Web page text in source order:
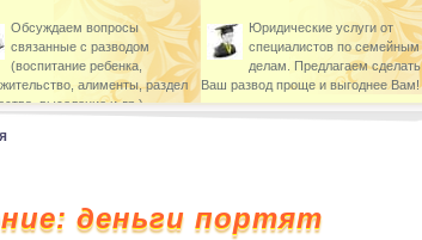
Обсуждаем вопросы
связанные с разводом
(воспитание ребенка,
алименты, раздел
выселение и др.)
Юридические услуги от
специалистов по семейным
делам. Предлагаем сделать
Ваш развод проще и выгоднее Вам!
деньги портят